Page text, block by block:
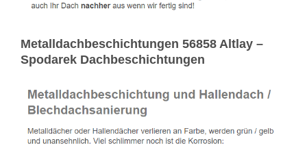
Metalldachbeschichtungen 56858 Altlay –
Spodarek Dachbeschichtungen